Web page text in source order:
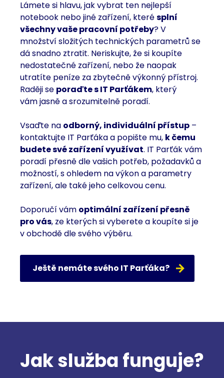
Lámete si hlavu, jak vybrat ten nejlepší
notebook nebo jiné zařízení, kterésplní
všechny vaše pracovní potřeby? V
množství složitých technických parametrů se
dá snadno ztratit. Neriskujte, že si koupíte
nedostatečné zařízení, nebo že naopak
utratíte peníze za zbytečně výkonný přístroj.
Raději se poraďte s IT Parťákem, který
vám jasně a srozumitelně poradí.
Vsaďte na odborný, individuální přístup –
kontaktujte IT Parťáka a popište mu, k čemu
budete své zařízení využívat. IT Parťák vám
poradí přesně dle vašich potřeb, požadavků a
možností, s ohledem na výkon a parametry
zařízení, ale také jeho celkovou cenu.
Doporučí vám optimální zařízení přesně
pro vás, ze kterých si vyberete a koupíte si je
v obchodě dle svého výběru.
Ještě nemáte svého IT Parťáka?
Jak služba funguje?